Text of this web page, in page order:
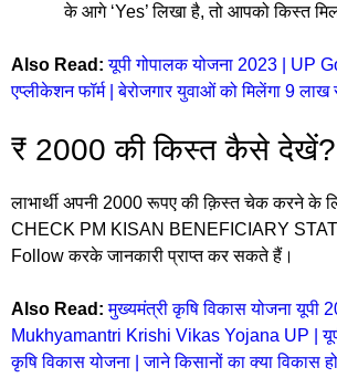
के आगे ‘Yes’ लिखा है, तो आपको किस्त
Also Read: यूपी गोपालक योजना 2023 | UP
एप्लीकेशन फॉर्म | बेरोजगार युवाओं को मिलेंगा 9
₹ 2000 की किस्त कैसे देखें?
लाभार्थी अपनी 2000 रूपए की क़िस्त चेक करने के
CHECK PM KISAN BENEFICIARY
Follow करके जानकारी प्राप्त कर सकते हैं।
Also Read: मुख्यमंत्री कृषि विकास योजना यूपी
Mukhyamantri Krishi Vikas Yojana UP |
कृषि विकास योजना | जाने किसानों का क्या विकास